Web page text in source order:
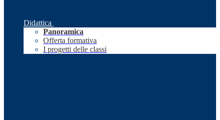
Didattica
Panoramica
Offerta formativa
I progetti delle classi